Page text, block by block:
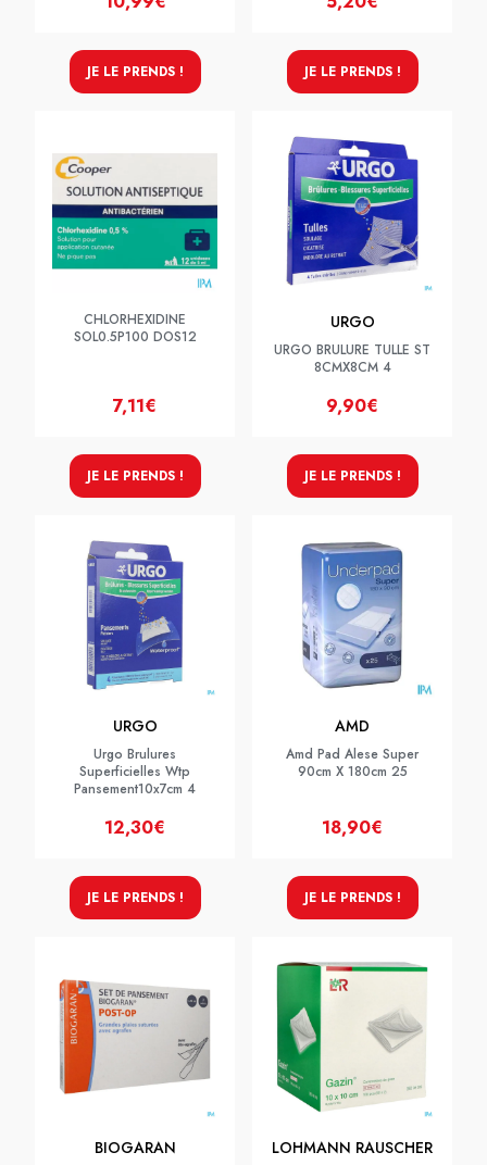
JE LE PRENDS ! JE LE PRENDS !
CHLORHEXIDINE
SOL0.5P100 DOS12
7,11€
JE LE PRENDS !
URGO
URGO BRULURE TULLE ST
8CMX8CM 4
9,90€
JE LE PRENDS !
URGO
Urgo Brulures
Superficielles Wtp
Pansement10x7cm 4
12,30€
JE LE PRENDS !
AMD
Amd Pad Alese Super
90cm X 180cm 25
18,90€
JE LE PRENDS !
BIOGARAN LOHMANN RAUSCHER